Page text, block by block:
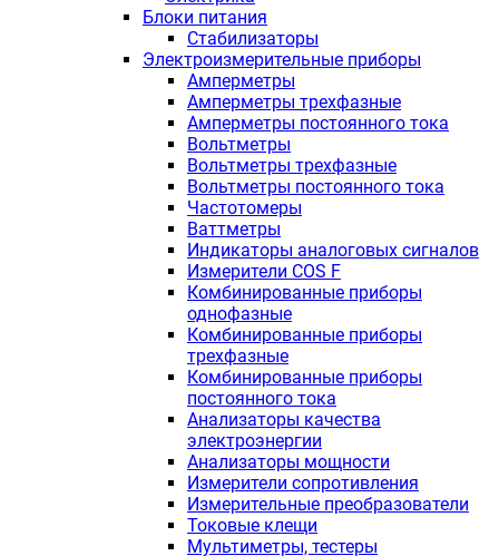
Блоки питания
Стабилизаторы
Электроизмерительные приборы
Амперметры
Амперметры трехфазные
Амперметры постоянного тока
Вольтметры
Вольтметры трехфазные
Вольтметры постоянного тока
Частотомеры
Ваттметры
Индикаторы аналоговых сигналов
Измерители COS F
Комбинированные приборы
однофазные
Комбинированные приборы
трехфазные
Комбинированные приборы
постоянного тока
Анализаторы качества
электроэнергии
Анализаторы мощности
Измерители сопротивления
Измерительные преобразователи
Токовые клещи
Мультиметры, тестеры